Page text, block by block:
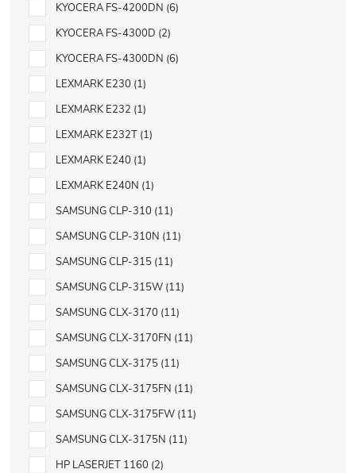
KYOCERA FS-4200DN 6
KYOCERA FS-4300D 2
KYOCERA FS-4300DN 6
LEXMARK E230 1
LEXMARK E232 1
LEXMARK E232T 1
LEXMARK E240 1
LEXMARK E240N 1
SAMSUNG CLP-310 11
SAMSUNG CLP-310N 11
SAMSUNG CLP-315 11
SAMSUNG CLP-315W 11
SAMSUNG CLX-3170 11
SAMSUNG CLX-3170FN 11
SAMSUNG CLX-3175 11
SAMSUNG CLX-3175FN 11
SAMSUNG CLX-3175FW 11
SAMSUNG CLX-3175N 11
HP LASERJET 1160 2